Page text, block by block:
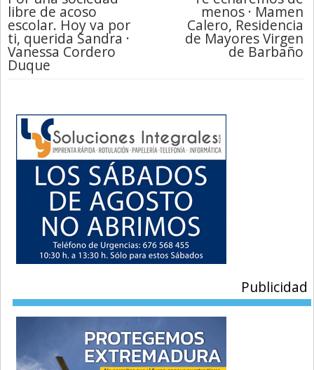
libre de acoso
escolar. Hoy va por
ti, querida Sandra ·
Vanessa Cordero
Duque
menos · Mamen
Calero, Residencia
de Mayores Virgen
de Barbaño
Publicidad